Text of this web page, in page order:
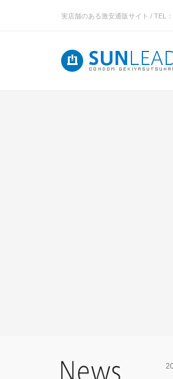
実店舗のある激安通販サイト / TEL